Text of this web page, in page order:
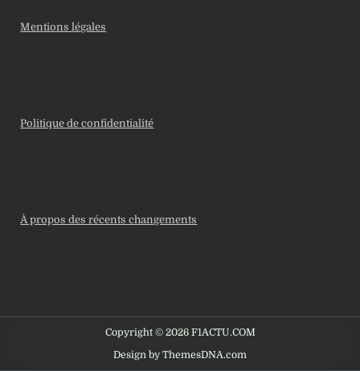
Mentions légales
Politique de confidentialité
À propos des récents changements
Copyright © 2026 F1ACTU.COM
Design by ThemesDNA.com